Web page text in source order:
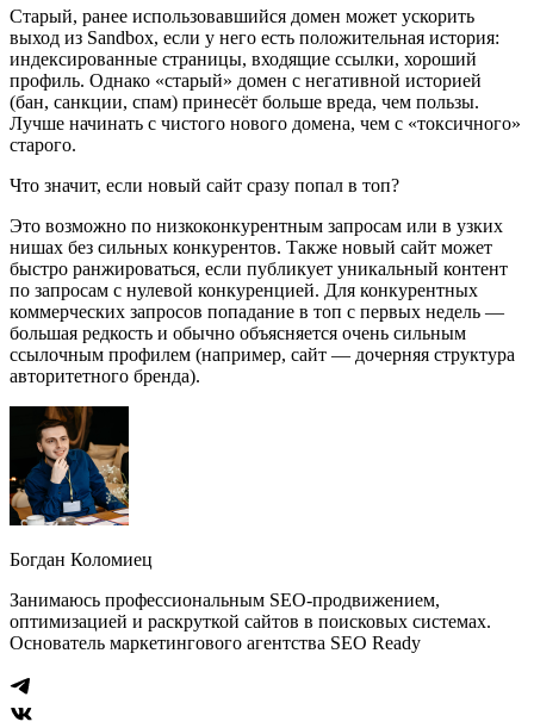
Старый, ранее использовавшийся домен может ускорить
выход из Sandbox, если у него есть положительная история:
индексированные страницы, входящие ссылки, хороший
профиль. Однако «старый» домен с негативной историей
(бан, санкции, спам) принесёт больше вреда, чем пользы.
Лучше начинать с чистого нового домена, чем с «токсичного»
старого.
Что значит, если новый сайт сразу попал в топ?
Это возможно по низкоконкурентным запросам или в узких
нишах без сильных конкурентов. Также новый сайт может
быстро ранжироваться, если публикует уникальный контент
по запросам с нулевой конкуренцией. Для конкурентных
коммерческих запросов попадание в топ с первых недель —
большая редкость и обычно объясняется очень сильным
ссылочным профилем (например, сайт — дочерняя структура
авторитетного бренда).
Богдан Коломиец
Занимаюсь профессиональным SEO-продвижением,
оптимизацией и раскруткой сайтов в поисковых системах.
Основатель маркетингового агентства SEO Ready